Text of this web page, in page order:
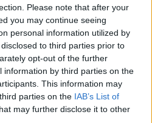
Please note that after your
you may continue seeing
personal information utilized by
to third parties prior to
opt-out of the further
information by third parties on the
This information may
parties on the IAB’s List of
may further disclose it to other
της Gallup, οι πλήρους
στις ΗΠΑ εργάζονται
τα τελευταία πέντε
μειώθηκαν από το
εργαζόμενοι ανέφεραν ότι